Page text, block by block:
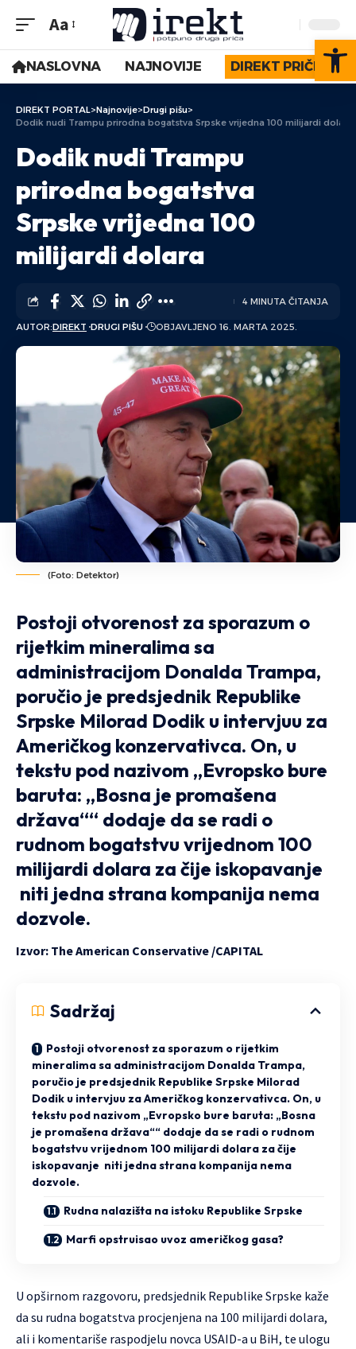
Aa
NASLOVNA NAJNOVIJE DIREKT PRIČE
DIREKT PORTAL>Najnovije>Drugi pišu>
Dodik nudi Trampu prirodna bogatstva Srpske vrijedna 100 milijardi dolara
Dodik nudi Trampu
prirodna bogatstva
Srpske vrijedna 100
milijardi dolara
AUTOR:DIREKT DRUGI PIŠU OBJAVLJENO 16. MARTA 2025.
4 MINUTA ČITANJA
(Foto: Detektor)
Postoji otvorenost za sporazum o
rijetkim mineralima sa
administracijom Donalda Trampa,
poručio je predsjednik Republike
Srpske Milorad Dodik u intervjuu za
Američkog konzervativca. On, u
tekstu pod nazivom „Evropsko bure
baruta: „Bosna je promašena
država““ dodaje da se radi o
rudnom bogatstvu vrijednom 100
milijardi dolara za čije iskopavanje
niti jedna strana kompanija nema
dozvole.
Izvor: The American Conservative /CAPITAL
Sadržaj
Postoji otvorenost za sporazum o rijetkim
mineralima sa administracijom Donalda Trampa,
poručio je predsjednik Republike Srpske Milorad
Dodik u intervjuu za Američkog konzervativca. On, u
tekstu pod nazivom „Evropsko bure baruta: „Bosna
je promašena država““ dodaje da se radi o rudnom
bogatstvu vrijednom 100 milijardi dolara za čije
iskopavanje niti jedna strana kompanija nema
dozvole.
Rudna nalazišta na istoku Republike Srpske
Marfi opstruisao uvoz američkog gasa?
U opširnom razgovoru, predsjednik Republike Srpske kaže
da su rudna bogatstva procjenjena na 100 milijardi dolara,
ali i komentariše raspodjelu novca USAID-a u BiH, te ulogu